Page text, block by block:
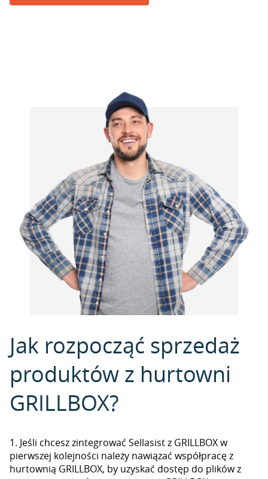
Jak rozpocząć sprzedaż
produktów z hurtowni
GRILLBOX?
1. Jeśli chcesz zintegrować Sellasist z GRILLBOX w
pierwszej kolejności należy nawiązać współpracę z
hurtownią GRILLBOX, by uzyskać dostęp do plików z